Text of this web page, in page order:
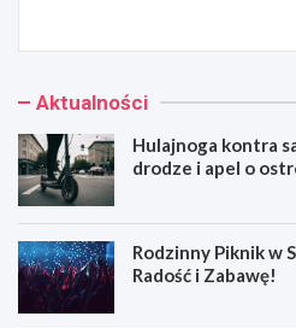
Aktualności
Hulajnoga kontra
drodze i apel o
Rodzinny Piknik w
Radość i Zabawę!